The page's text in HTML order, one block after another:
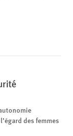
des femmes